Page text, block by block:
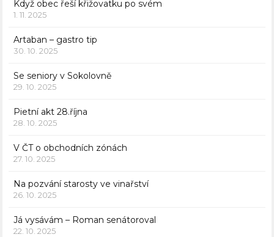
Když obec řeší křižovatku po svém
1. 11. 2025
Artaban – gastro tip
30. 10. 2025
Se seniory v Sokolovně
29. 10. 2025
Pietní akt 28.října
28. 10. 2025
V ČT o obchodních zónách
27. 10. 2025
Na pozvání starosty ve vinařství
26. 10. 2025
Já vysávám – Roman senátoroval
22. 10. 2025